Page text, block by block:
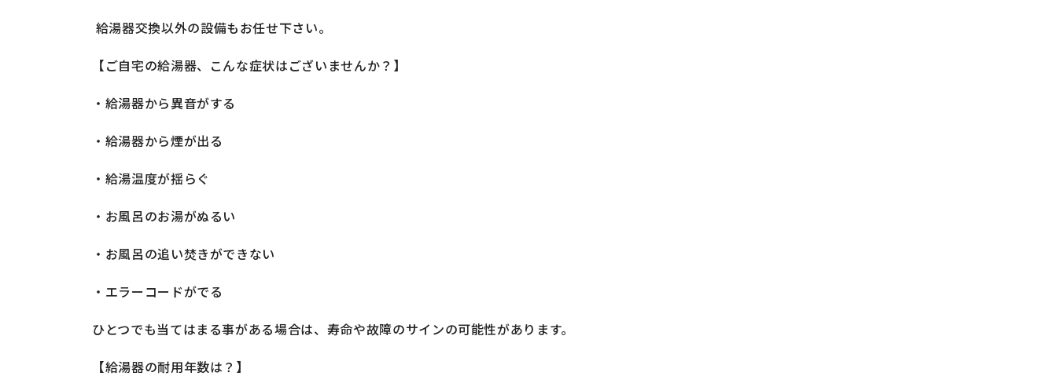
給湯器交換以外の設備もお任せ下さい。
【ご自宅の給湯器、こんな症状はございませんか？】
・給湯器から異音がする
・給湯器から煙が出る
・給湯温度が揺らぐ
・お風呂のお湯がぬるい
・お風呂の追い焚きができない
・エラーコードがでる
ひとつでも当てはまる事がある場合は、寿命や故障のサインの可能性があります。
【給湯器の耐用年数は？】